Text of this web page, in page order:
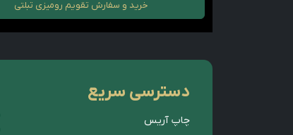
خرید و سفارش تقویم رومیزی تبلتی
دسترسی سریع
چاپ آریس